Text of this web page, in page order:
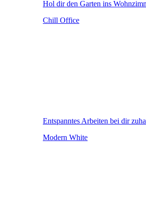
Hol dir den Garten ins
Chill Office
Entspanntes Arbeiten bei dir
Modern White